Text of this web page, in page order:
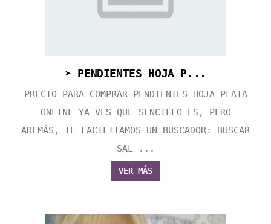
➤ PENDIENTES HOJA P...
PRECIO PARA COMPRAR PENDIENTES HOJA PLATA
ONLINE YA VES QUE SENCILLO ES, PERO
ADEMÁS, TE FACILITAMOS UN BUSCADOR: BUSCAR
SAL ...
VER MÁS